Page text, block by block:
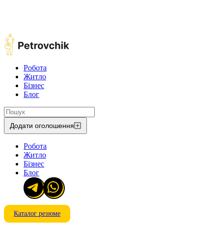
Робота
Житло
Бізнес
Блог
Додати оголошення
Робота
Житло
Бізнес
Блог
Каталог резюме